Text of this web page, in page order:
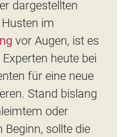
dargestellten
im
vor Augen, ist es
heute bei
für eine neue
Stand bislang
oder
sollte die